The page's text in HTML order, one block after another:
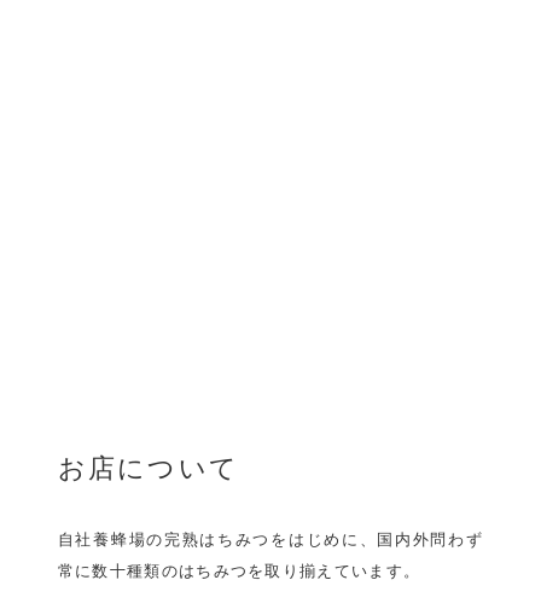
お店について
自社養蜂場の完熟はちみつをはじめに、 国内外問わず
常に数十種類のはちみつを取り揃えています。